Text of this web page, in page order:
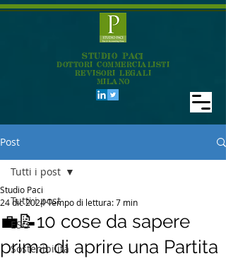
STUDIO PACI
DOTTORI COMMERCIALISTI
REVISORI LEGALI
MILANO
Post
Tutti i post
ESG
Sostenibilità
Tutti i post
💼📝10 cose da sapere
prima di aprire una Partita
Studio Paci
24 dic 2024Tempo di lettura: 7 min